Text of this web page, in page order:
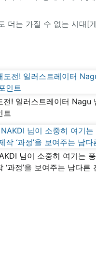
더는 가질 수 없는 시대[
전! 일러스트레이터 Nagu
트
님이 소중히 여기는
‘과정’을 보여주는 남다른